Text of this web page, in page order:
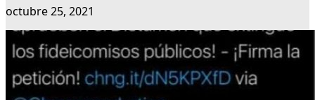
octubre 25, 2021